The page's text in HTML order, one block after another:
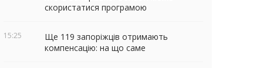
скористатися програмою
15:25
Ще 119 запоріжців отримають
компенсацію: на що саме